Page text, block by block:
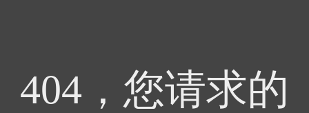
404，您请求的